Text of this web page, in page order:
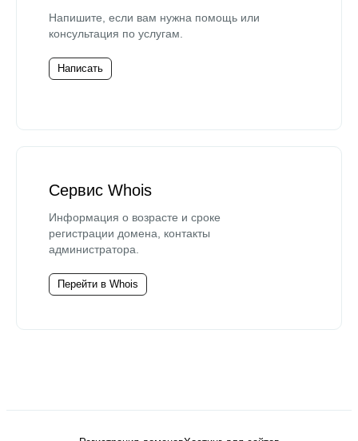
Напишите, если вам нужна помощь или
консультация по услугам.
Написать
Сервис Whois
Информация о возрасте и сроке
регистрации домена, контакты
администратора.
Перейти в Whois